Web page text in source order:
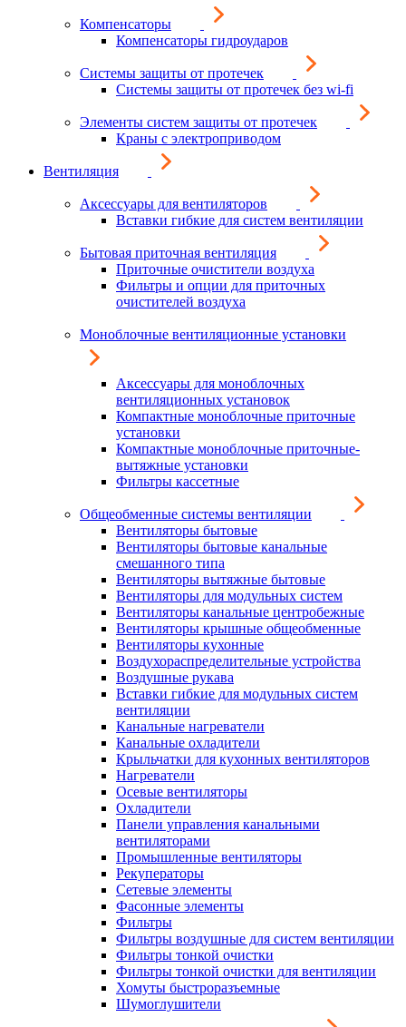
Компенсаторы
Компенсаторы гидроударов
Системы защиты от протечек
Системы защиты от протечек без wi-fi
Элементы систем защиты от протечек
Краны с электроприводом
Вентиляция
Аксессуары для вентиляторов
Вставки гибкие для систем вентиляции
Бытовая приточная вентиляция
Приточные очистители воздуха
Фильтры и опции для приточных
очистителей воздуха
Моноблочные вентиляционные установки
Аксессуары для моноблочных
вентиляционных установок
Компактные моноблочные приточные
установки
Компактные моноблочные приточные-
вытяжные установки
Фильтры кассетные
Общеобменные системы вентиляции
Вентиляторы бытовые
Вентиляторы бытовые канальные
смешанного типа
Вентиляторы вытяжные бытовые
Вентиляторы для модульных систем
Вентиляторы канальные центробежные
Вентиляторы крышные общеобменные
Вентиляторы кухонные
Воздухораспределительные устройства
Воздушные рукава
Вставки гибкие для модульных систем
вентиляции
Канальные нагреватели
Канальные охладители
Крыльчатки для кухонных вентиляторов
Нагреватели
Осевые вентиляторы
Охладители
Панели управления канальными
вентиляторами
Промышленные вентиляторы
Рекуператоры
Сетевые элементы
Фасонные элементы
Фильтры
Фильтры воздушные для систем вентиляции
Фильтры тонкой очистки
Фильтры тонкой очистки для вентиляции
Хомуты быстроразъемные
Шумоглушители